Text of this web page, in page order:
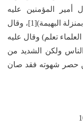
المؤمنين عليه
السلام (من لم يعرف الخير من الشر فهو بمنزلة البهيمة)[1]، وقال
تعلم) وقال عليه
ولكن الشديد من
حصر شهوته فقد صان